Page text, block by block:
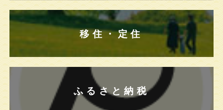
移住・定住
ふるさと納税